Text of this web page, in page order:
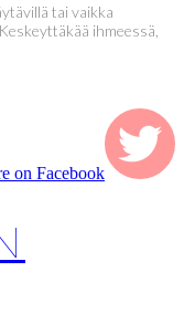
tai vaikka
ihmeessä,